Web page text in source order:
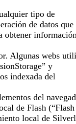
tipo de
de datos que
obtener
Algunas webs
y
indexada del
del
de Flash (“Flash
local de